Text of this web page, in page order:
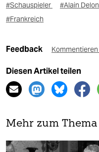
#Schauspieler #Alain Delon
#Frankreich
Feedback Kommentieren
Diesen Artikel teilen
Mehr zum Thema